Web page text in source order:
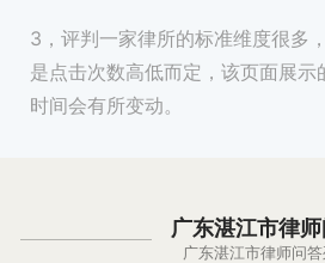
3，评判一家律所的标准维度很多
是点击次数高低而定，该页面展示
时间会有所变动。
广东湛江市律
广东湛江市律师问答